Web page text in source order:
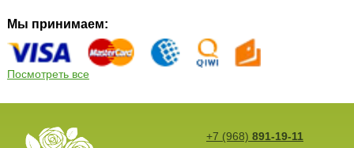
Мы принимаем:
Посмотреть все
+7 (968) 891-19-11